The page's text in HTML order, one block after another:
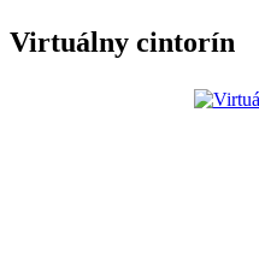
Virtuálny cintorín